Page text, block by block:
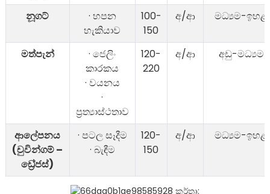
නූගට්
· හපන
හැකියාව
100-
150
අ/ආ මධ්‍යම-ඉහළ
මත්පැන්
· ජෙලිං
කාරකය
· වයනය
·
ප්‍රත්‍යාස්ථතාව
120-
220
අ/ආ අඩු-මධ්‍යම
ආලේපනය
(චුවින්ගම් –
ඩ්‍රේජස්)
· පටල සෑදීම
· බැඳීම
120-
150
අ/ආ මධ්‍යම-ඉහළ